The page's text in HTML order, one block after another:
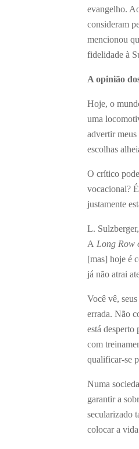
evangelho.
consideram
mencionou
fidelidade à
A opinião
Hoje, o
uma
advertir meus
escolhas
O crítico
vocacional?
justamente
L.
A Long Row
[mas] hoje é
já não atrai
Você vê,
errada. Não
está
com
qualificar-se
Numa
garantir a
secularizado
colocar a